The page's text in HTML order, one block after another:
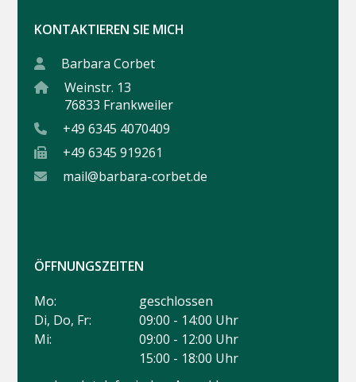
KONTAKTIEREN SIE MICH
Barbara Corbet
Weinstr. 13
76833 Frankweiler
+49 6345 4070409
+49 6345 919261
mail@barbara-corbet.de
ÖFFNUNGSZEITEN
Mo:
geschlossen
Di, Do, Fr:
09:00 - 14:00 Uhr
Mi:
09:00 - 12:00 Uhr
15:00 - 18:00 Uhr